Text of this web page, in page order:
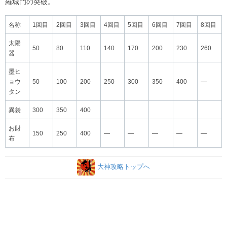
名称 1回目 2回目 3回目 4回目 5回目 6回目 7回目 8回目
太陽
器
50 80 110 140 170 200 230 260
墨ヒ
ョウ
タン
50 100 200 250 300 350 400 ―
異袋 300 350 400
お財
布
150 250 400 ― ― ― ― ―
大神攻略トップへ